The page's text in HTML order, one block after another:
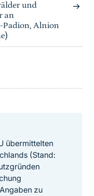
und
an
Padion, Alnion
übermittelten
(Stand:
zu